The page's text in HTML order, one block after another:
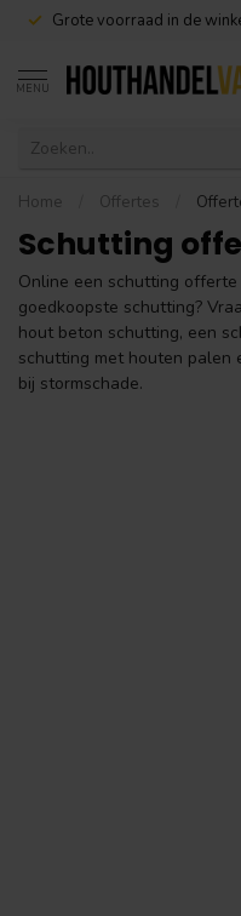
Grote voorraad in de
MENU
Home Offertes
Schutting
Online een schutting
goedkoopste schutting?
hout beton schutting, een
schutting met houten palen
bij stormschade.